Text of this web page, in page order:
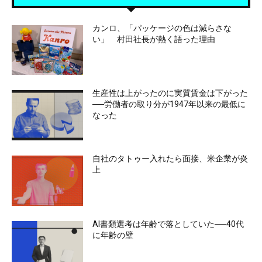
カンロ、「パッケージの色は減らさな
い」 村田社長が熱く語った理由
生産性は上がったのに実質賃金は下がった
──労働者の取り分が1947年以来の最低に
なった
自社のタトゥー入れたら面接、米企業が炎
上
AI書類選考は年齢で落としていた──40代
に年齢の壁